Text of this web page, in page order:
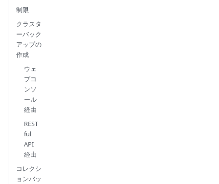
制限
クラスタ
ーバック
アップの
作成
ウェ
ブコ
ンソ
ール
経由
REST
ful
API
経由
コレクシ
ョンバッ